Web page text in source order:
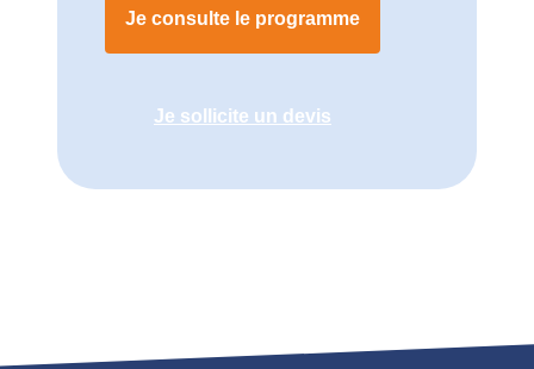
Je consulte le programme
Je sollicite un devis